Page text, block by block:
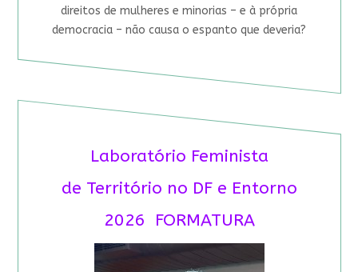
direitos de mulheres e minorias – e à própria
democracia – não causa o espanto que deveria?
Laboratório Feminista
de Território no DF e Entorno
2026 FORMATURA